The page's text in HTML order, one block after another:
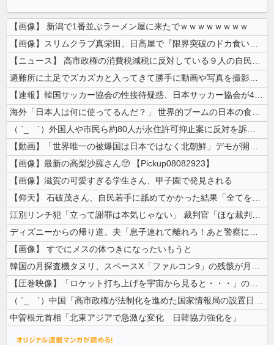
【画像】 新潟で1番並ぶラーメン屋に来たでｗｗｗｗｗｗｗｗ
【画像】スリムクラブ真栄田、日高屋で『限界突破のドカ食い』を披露するｗ...
【ニュース】 高市政権の消費税減税に反対している９人の自民党議員が全て...
避難所に土足でズカズカと入ってきて勝手に動画や写真を撮影したメディア取...
【速報】韓国サッカー協会の性接待疑惑、日本サッカー協会が4人の日本人審...
海外「日本人は何に使ってるんだ？」 世界的ブームの日本の食品、買ってみ...
（ ´_ゝ`）外国人や市民ら約80人が永住許可抑止案に反対を訴え「選別...
【動画】「世界唯一の被爆国は日本ではなく北朝鮮」デモが開催される
【画像】最新の高梨沙羅さん🥺 【Pickup08082923】
【画像】滋賀の可愛すぎる学生さん、甲子園で発見される
【仰天】 石破茂さん、自民若手に舐めてかかった結果「全てを失うｗｗｗｗ...
江別リンチ犯「立って謝罪は本気じゃない」 裁判官「ほな裁判で土下座して...
ディズニーからの帰り道。夫「息子連れて離れろ！あと警察に通報！」私「助...
【画像】 すでにメスの体つきになったいもうと
韓国の月探査機タヌリ、スペースX「ファルコン9」の残骸が月面に衝突する...
【圧巻映像】「ロケット打ち上げを宇宙から見ると・・・」の動画が衝撃的
（ ´_ゝ`）中国「高市政権が法制化を進めた国家情報局の設置日が7月3...
中曽根元首相「北東アジアで急激な変化 日韓協力強化を」